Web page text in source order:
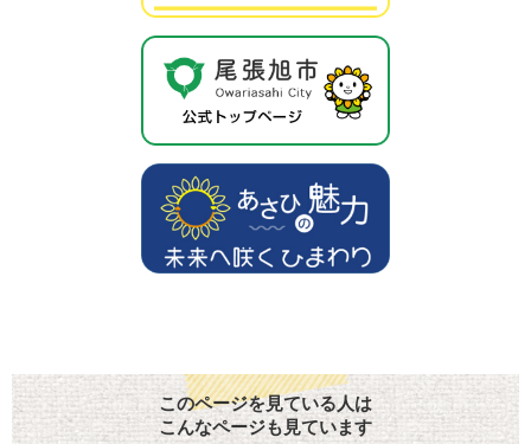
このページを見ている人は
こんなページも見ています